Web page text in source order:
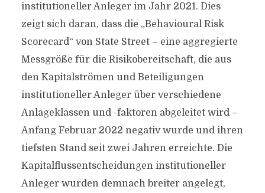
institutioneller Anleger im Jahr 2021. Dies
zeigt sich daran, dass die „Behavioural Risk
Scorecard“ von State Street – eine aggregierte
Messgröße für die Risikobereitschaft, die aus
den Kapitalströmen und Beteiligungen
institutioneller Anleger über verschiedene
Anlageklassen und -faktoren abgeleitet wird –
Anfang Februar 2022 negativ wurde und ihren
tiefsten Stand seit zwei Jahren erreichte. Die
Kapitalflussentscheidungen institutioneller
Anleger wurden demnach breiter angelegt,